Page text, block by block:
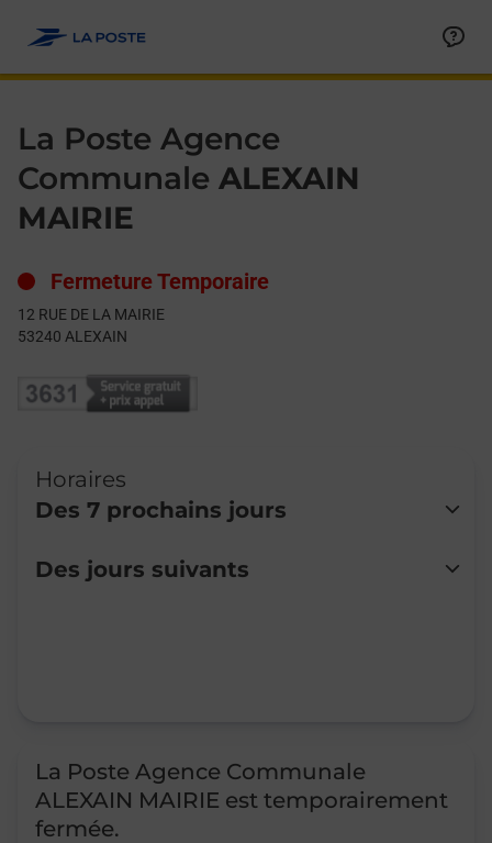
La Poste Agence
Communale ALEXAIN
MAIRIE
Fermeture Temporaire
12 RUE DE LA MAIRIE
53240 ALEXAIN
Horaires
Des 7 prochains jours
Lundi
Fermé
Des jours suivants
La Poste Agence Communale
ALEXAIN MAIRIE est temporairement
fermée.